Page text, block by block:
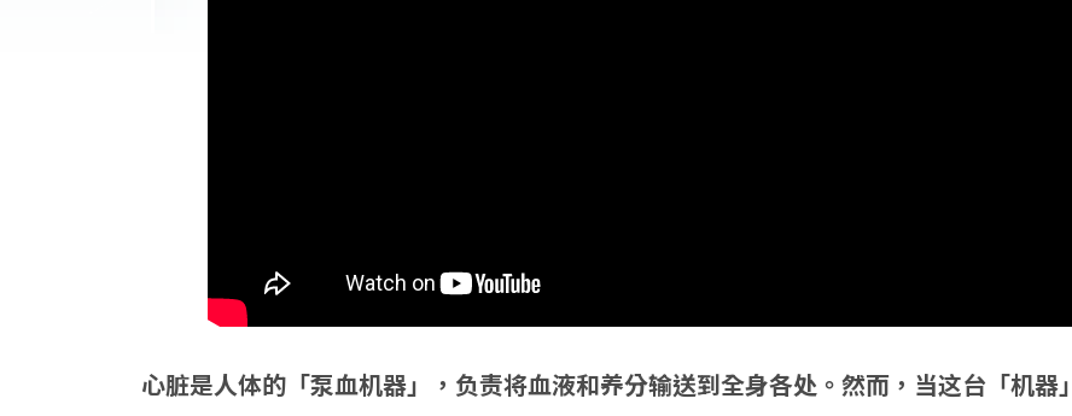
心脏是人体的「泵血机器」，负责将血液和养分输送到全身各处。然而，当这台「机